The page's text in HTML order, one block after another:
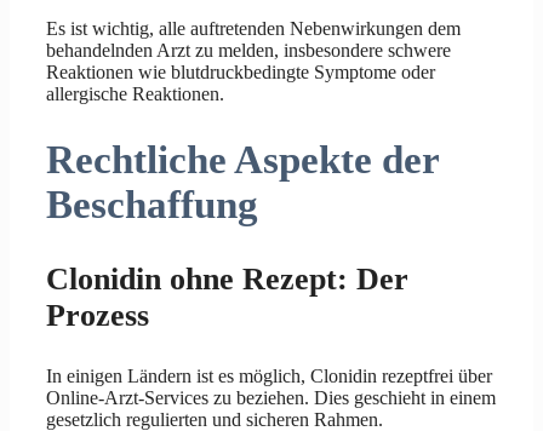
Es ist wichtig, alle auftretenden Nebenwirkungen dem
behandelnden Arzt zu melden, insbesondere schwere
Reaktionen wie blutdruckbedingte Symptome oder
allergische Reaktionen.
Rechtliche Aspekte der
Beschaffung
Clonidin ohne Rezept: Der
Prozess
In einigen Ländern ist es möglich, Clonidin rezeptfrei über
Online-Arzt-Services zu beziehen. Dies geschieht in einem
gesetzlich regulierten und sicheren Rahmen.